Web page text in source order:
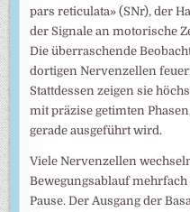
pars reticulata» (SNr), der
der Signale an motorische
Die überraschende
dortigen Nervenzellen
Stattdessen zeigen sie
mit präzise getimten
gerade ausgeführt wird.
Viele Nervenzellen
Bewegungsablauf
Pause. Der Ausgang der